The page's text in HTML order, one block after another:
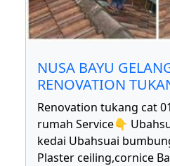
NUSA BAYU
RENOVATION
Renovation tukang cat
rumah Service👇
kedai Ubahsuai
Plaster ceiling,cornice